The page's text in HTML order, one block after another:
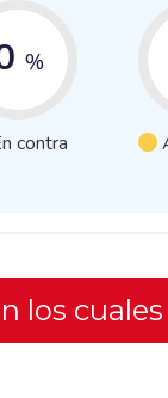
%
contra
los